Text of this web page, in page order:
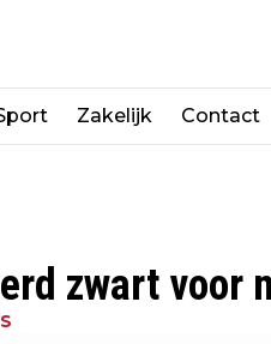
Zakelijk Contact
zwart voor